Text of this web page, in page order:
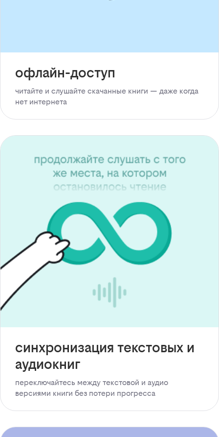
офлайн-доступ
читайте и слушайте скачанные книги — даже когда
нет интернета
синхронизация текстовых и
аудиокниг
переключайтесь между текстовой и аудио
версиями книги без потери прогресса